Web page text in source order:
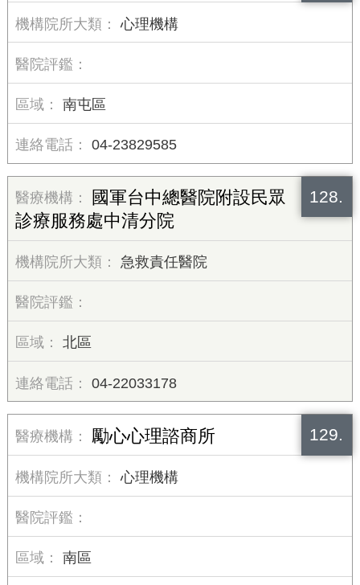
心理機構
南屯區
04-23829585
128.
國軍台中總醫院附設民眾
診療服務處中清分院
急救責任醫院
北區
04-22033178
129.
勵心心理諮商所
心理機構
南區